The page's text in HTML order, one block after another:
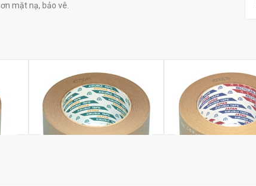
mặt nạ, bảo vê.